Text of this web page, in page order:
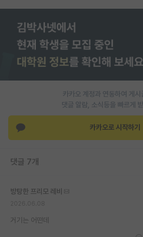
임용 후기 게시판
PI 전용 게시판
인문사회 계열 게시판
반도체/AI 게시판
장학금/장학생 게시판
유학교육
이벤트
카카오 계정과 연동하여 게시
댓글 알람, 소식등을 빠르게
카카오로 시작하기
댓글 7개
방탕한 프리모 레비
거기는 어떤데